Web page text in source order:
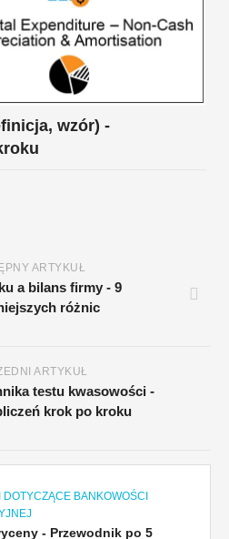
wzór) -
ARTYKUŁ
a bilans firmy - 9
różnic
ARTYKUŁ
testu kwasowości -
krok po kroku
DOTYCZĄCE BANKOWOŚCI
- Przewodnik po 5